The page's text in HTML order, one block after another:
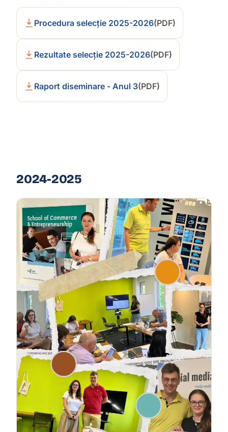
Procedura selecție 2025-2026(PDF)
Rezultate selecție 2025-2026(PDF)
Raport diseminare - Anul 3(PDF)
2024-2025